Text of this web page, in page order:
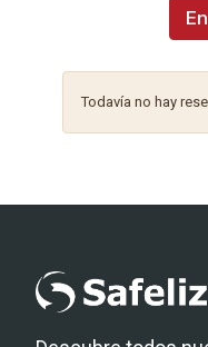
Todavía no hay